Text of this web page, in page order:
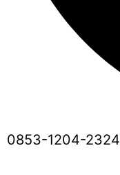
0853-1204-2324